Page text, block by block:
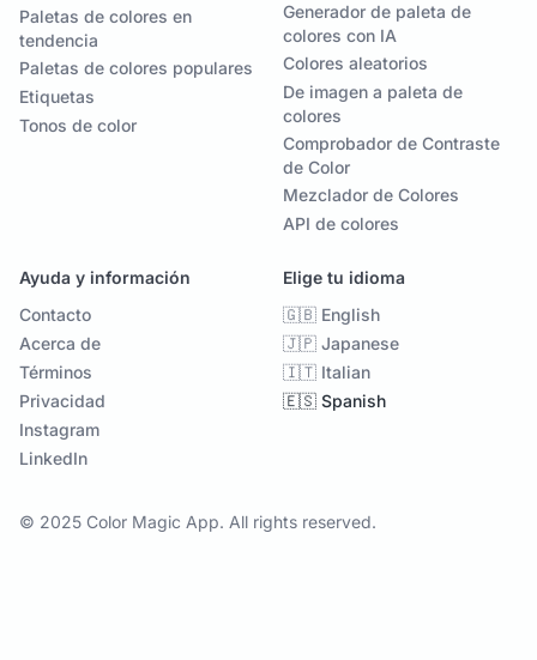
Paletas de colores en
tendencia
Paletas de colores populares
Etiquetas
Tonos de color
Generador de paleta de
colores con IA
Colores aleatorios
De imagen a paleta de
colores
Comprobador de Contraste
de Color
Mezclador de Colores
API de colores
Ayuda y información
Contacto
Acerca de
Términos
Privacidad
Instagram
LinkedIn
Elige tu idioma
🇬🇧 English
🇯🇵 Japanese
🇮🇹 Italian
🇪🇸 Spanish
© 2025 Color Magic App. All rights reserved.